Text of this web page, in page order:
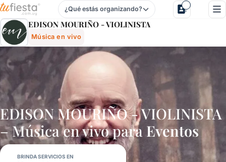
Edison MouriÑo - Violinista - Música En Vivo Para Fiestas
¿Qué estás organizando?
EDISON MOURIÑO - VIOLINISTA
Música en vivo
EDISON MOURIÑO - VIOLINISTA
– Música en vivo para Eventos
BRINDA SERVICIOS EN